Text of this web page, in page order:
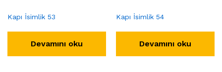
Kapı İsimlik 53
Devamını oku
Kapı İsimlik 54
Devamını oku